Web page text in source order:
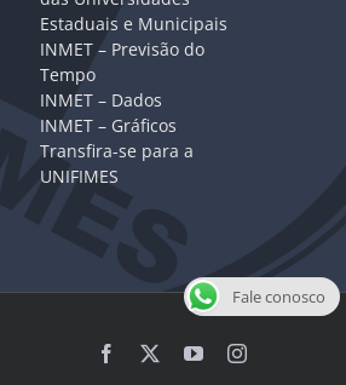
Estaduais e Municipais
INMET – Previsão do
Tempo
INMET – Dados
INMET – Gráficos
Transfira-se para a
UNIFIMES
Facebook YouTubeInstagram
Fale conosco